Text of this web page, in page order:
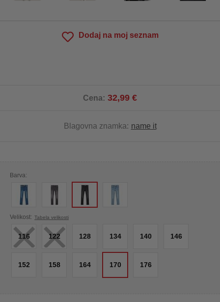
Dodaj na moj seznam
Cena: 32,99 €
Blagovna znamka: name it
Barva:
Velikost: Tabela velikosti
116
× 122
× 128 134 140 146
152 158 164 170 176